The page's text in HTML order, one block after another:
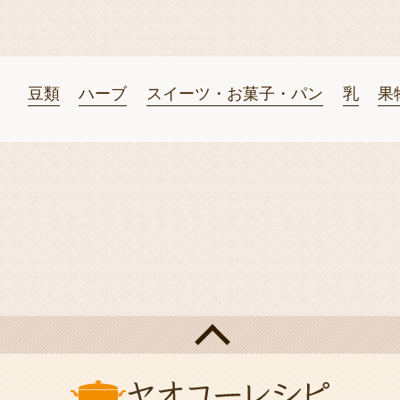
豆類 ハーブ スイーツ・お菓子・パン 乳 果